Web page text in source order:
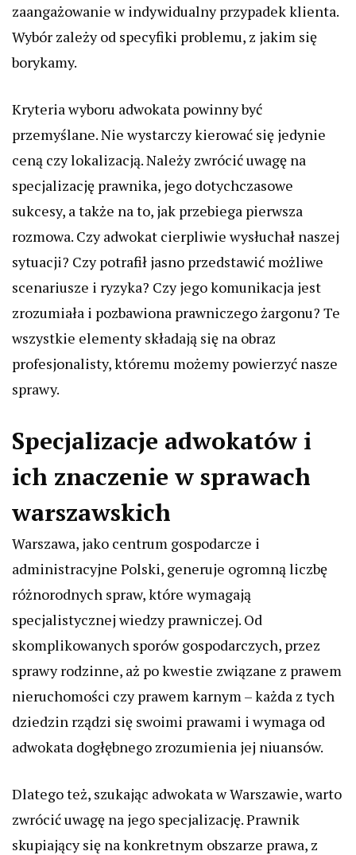
zaangażowanie w indywidualny przypadek klienta.
Wybór zależy od specyfiki problemu, z jakim się
borykamy.
Kryteria wyboru adwokata powinny być
przemyślane. Nie wystarczy kierować się jedynie
ceną czy lokalizacją. Należy zwrócić uwagę na
specjalizację prawnika, jego dotychczasowe
sukcesy, a także na to, jak przebiega pierwsza
rozmowa. Czy adwokat cierpliwie wysłuchał naszej
sytuacji? Czy potrafił jasno przedstawić możliwe
scenariusze i ryzyka? Czy jego komunikacja jest
zrozumiała i pozbawiona prawniczego żargonu? Te
wszystkie elementy składają się na obraz
profesjonalisty, któremu możemy powierzyć nasze
sprawy.
Specjalizacje adwokatów i
ich znaczenie w sprawach
warszawskich
Warszawa, jako centrum gospodarcze i
administracyjne Polski, generuje ogromną liczbę
różnorodnych spraw, które wymagają
specjalistycznej wiedzy prawniczej. Od
skomplikowanych sporów gospodarczych, przez
sprawy rodzinne, aż po kwestie związane z prawem
nieruchomości czy prawem karnym – każda z tych
dziedzin rządzi się swoimi prawami i wymaga od
adwokata dogłębnego zrozumienia jej niuansów.
Dlatego też, szukając adwokata w Warszawie, warto
zwrócić uwagę na jego specjalizację. Prawnik
skupiający się na konkretnym obszarze prawa, z